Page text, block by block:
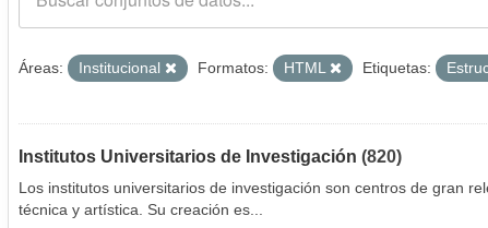
Áreas: Institucional Formatos: HTML Etiquetas:
Institutos Universitarios de Investigación (820)
Los institutos universitarios de investigación son centros de gran
técnica y artística. Su creación es...